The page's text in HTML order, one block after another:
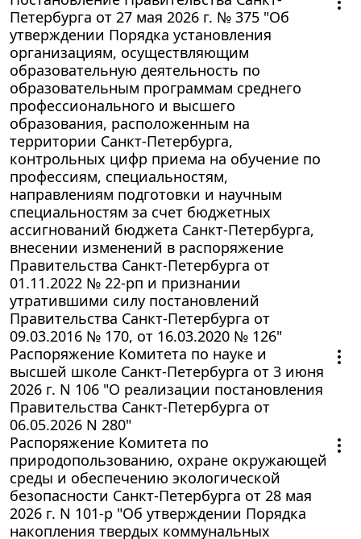
Петербурга от 27 мая 2026 г. № 375 "Об
утверждении Порядка установления
организациям, осуществляющим
образовательную деятельность по
образовательным программам среднего
профессионального и высшего
образования, расположенным на
территории Санкт-Петербурга,
контрольных цифр приема на обучение по
профессиям, специальностям,
направлениям подготовки и научным
специальностям за счет бюджетных
ассигнований бюджета Санкт-Петербурга,
внесении изменений в распоряжение
Правительства Санкт-Петербурга от
01.11.2022 № 22-рп и признании
утратившими силу постановлений
Правительства Санкт-Петербурга от
09.03.2016 № 170, от 16.03.2020 № 126"
Распоряжение Комитета по науке и
высшей школе Санкт-Петербурга от 3 июня
2026 г. N 106 "О реализации постановления
Правительства Санкт-Петербурга от
06.05.2026 N 280"
Распоряжение Комитета по
природопользованию, охране окружающей
среды и обеспечению экологической
безопасности Санкт-Петербурга от 28 мая
2026 г. N 101-р "Об утверждении Порядка
накопления твердых коммунальных